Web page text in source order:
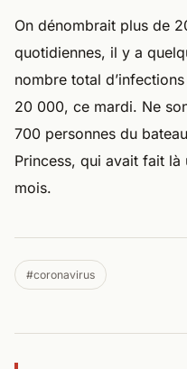
On dénombrait plus de
quotidiennes, il y a
nombre total
20 000, ce mardi. Ne
700 personnes du
Princess, qui avait fait
mois.
#coronavirus